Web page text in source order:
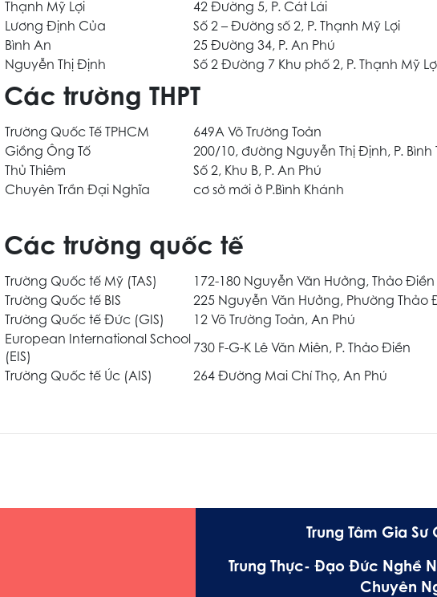
Thạnh Mỹ Lợi
42 Đường 5, P. Cát Lái
Lương Định Của
Số 2 – Đường số 2, P. Thạnh Mỹ Lợi
Bình An
25 Đường 34, P. An Phú
Nguyễn Thị Định
Số 2 Đường 7 Khu phố 2, P. Thạnh Mỹ
Các trường THPT
Trường Quốc Tế TPHCM 649A Võ Trường Toản
Giồng Ông Tố
200/10, đường Nguyễn Thị Định, P. Bình
Thủ Thiêm
Số 2, Khu B, P. An Phú
Chuyên Trần Đại Nghĩa
cơ sở mới ở P.Bình Khánh
Các trường quốc tế
Trường Quốc tế Mỹ (TAS) 172-180 Nguyễn Văn Hưởng, Thảo Điền
Trường Quốc tế BIS
225 Nguyễn Văn Hưởng, Phường Thảo
Trường Quốc tế Đức (GIS)
12 Võ Trường Toản, An Phú
European International School
(EIS)
730 F-G-K Lê Văn Miên, P. Thảo Điền
Trường Quốc tế Úc (AIS) 264 Đường Mai Chí Thọ, An Phú
Trung Tâm Gia
Trung Thực- Đạo Đức Nghề
Chuyên